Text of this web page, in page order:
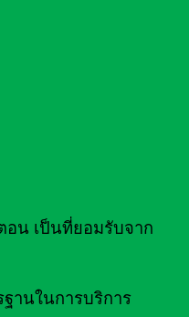
อน เป็นที่ยอมรับจาก
านในการบริการ